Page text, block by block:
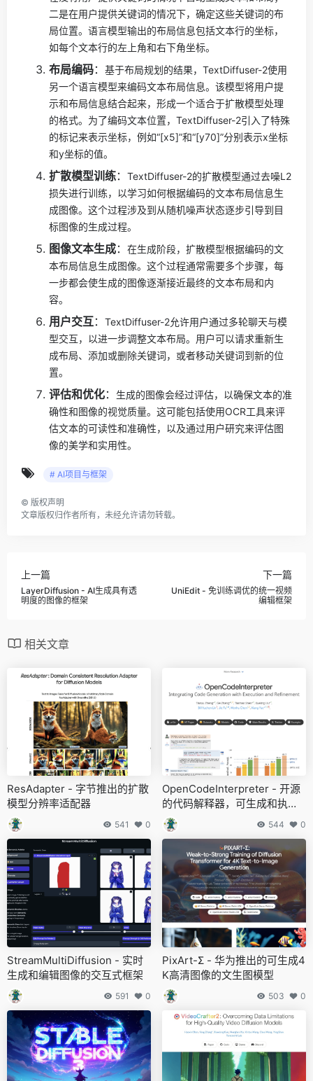
二是在用户提供关键词的情况下，确定这些关键词的布
局位置。 语言模型输出的布局信息包括文本行的坐标，
如每个文本行的左上角和右下角坐标。
布局编码： 基于布局规划的结果，TextDiffuser-2使用
另一个语言模型来编码文本布局信息。该模型将用户提
示和布局信息结合起来，形成一个适合于扩散模型处理
的格式。 为了编码文本位置，TextDiffuser-2引入了特殊
的标记来表示坐标，例如“[x5]”和“[y70]”分别表示x坐标
和y坐标的值。
扩散模型训练： TextDiffuser-2的扩散模型通过去噪L2
损失进行训练，以学习如何根据编码的文本布局信息生
成图像。这个过程涉及到从随机噪声状态逐步引导到目
标图像的生成过程。
图像文本生成： 在生成阶段，扩散模型根据编码的文
本布局信息生成图像。这个过程通常需要多个步骤，每
一步都会使生成的图像逐渐接近最终的文本布局和内
容。
用户交互： TextDiffuser-2允许用户通过多轮聊天与模
型交互，以进一步调整文本布局。用户可以请求重新生
成布局、添加或删除关键词，或者移动关键词到新的位
置。
评估和优化：
生成的图像会经过评估，以确保文本的准
确性和图像的视觉质量。这可能包括使用OCR工具来评
估文本的可读性和准确性，以及通过用户研究来评估图
像的美学和实用性。
# AI项目与框架
© 版权声明
文章版权归作者所有，未经允许请勿转载。
上一篇
LayerDiffusion - AI生成具有透
明度的图像的框架
下一篇
UniEdit - 免训练调优的统一视频
编辑框架
相关文章
ResAdapter - 字节推出的扩散
模型分辨率适配器
541 0
OpenCodeInterpreter - 开源
的代码解释器，可生成和执行
代码
544 0
StreamMultiDiffusion - 实时
生成和编辑图像的交互式框架
591 0
PixArt-Σ - 华为推出的可生成4
K高清图像的文生图模型
503 0